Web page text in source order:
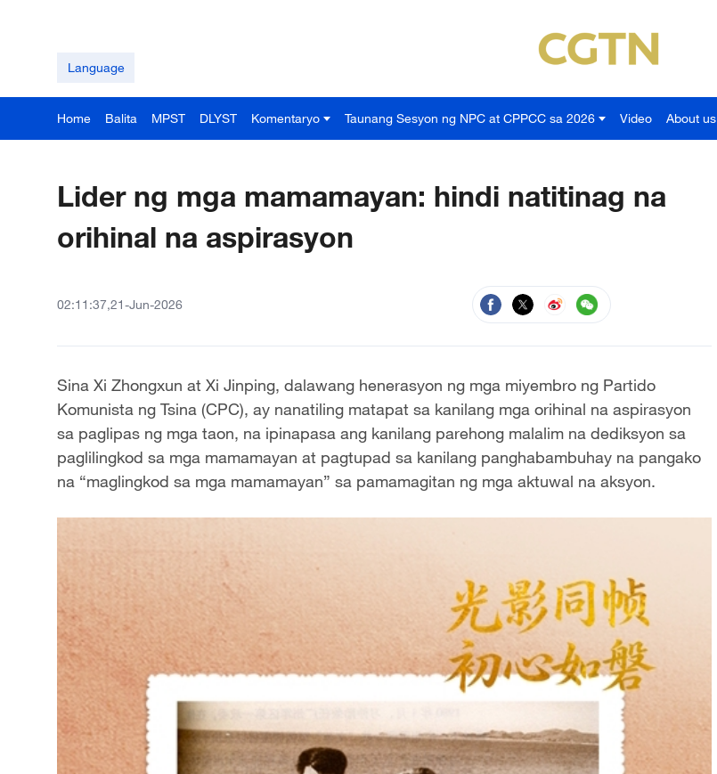
Language
Home Balita MPST DLYST Komentaryo Taunang Sesyon ng NPC at CPPCC sa 2026 Video About us
Lider ng mga mamamayan: hindi natitinag na
orihinal na aspirasyon
02:11:37,21-Jun-2026
Sina Xi Zhongxun at Xi Jinping, dalawang henerasyon ng mga miyembro ng Partido
Komunista ng Tsina (CPC), ay nanatiling matapat sa kanilang mga orihinal na aspirasyon
sa paglipas ng mga taon, na ipinapasa ang kanilang parehong malalim na dediksyon sa
paglilingkod sa mga mamamayan at pagtupad sa kanilang panghabambuhay na pangako
na “maglingkod sa mga mamamayan” sa pamamagitan ng mga aktuwal na aksyon.